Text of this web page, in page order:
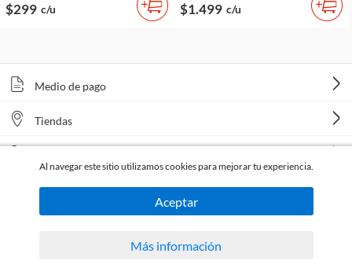
$299 c/u $1.499 c/u
Medio de pago
Tiendas
Todos los derechos reservados Homecenter Sodimac S.A. | R.U.T. 216996650015.
Al navegar este sitio utilizamos cookies para mejorar tu experiencia.
Aceptar
Más información